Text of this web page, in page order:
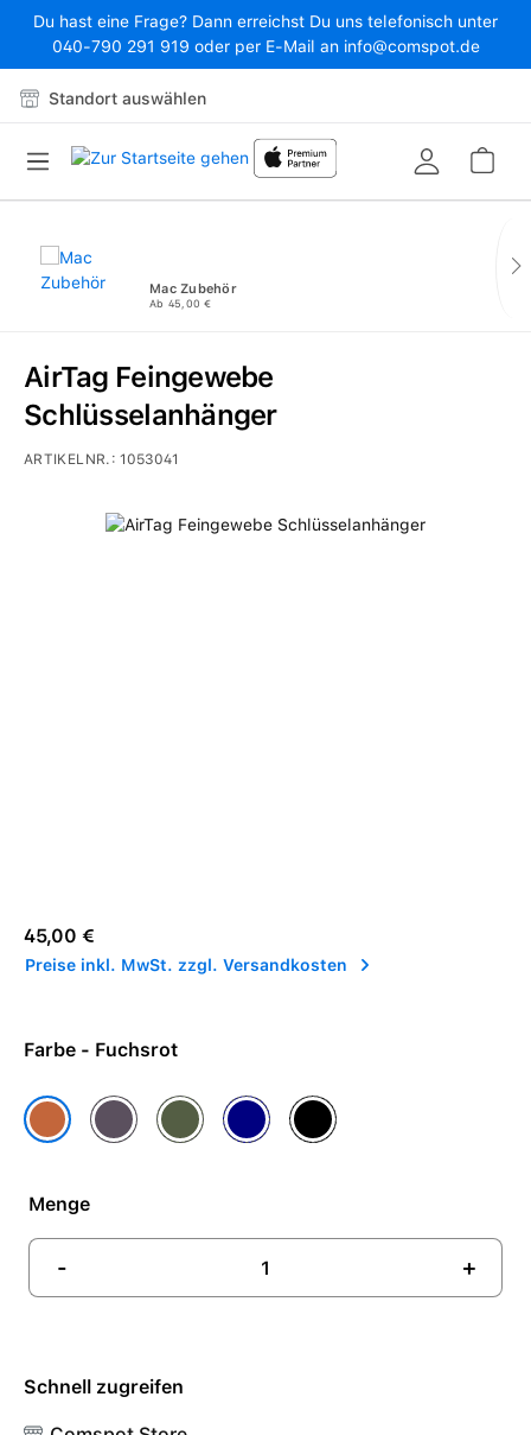
Zum Hauptinhalt springen
Du hast eine Frage? Dann erreichst Du uns telefonisch unter
040-790 291 919 oder per E-Mail an info@comspot.de
Standort auswählen
Mac Zubehör
Ab 45,00 €
Bildergalerie überspringen
AirTag Feingewebe
Schlüsselanhänger
ARTIKELNR.:1053041
Regulärer Preis:
45,00 €
Preise inkl. MwSt. zzgl. Versandkosten
Farbe - Fuchsrot
FuchsrotMitternachtsviolett
Moosgrün
Navy Schwarz
Menge
- +
Schnell zugreifen